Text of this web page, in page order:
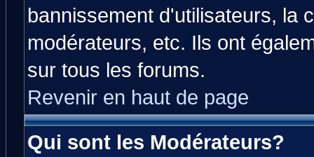
bannissement d'utilisateurs, la
modérateurs, etc. Ils ont
sur tous les forums.
Revenir en haut de page
Qui sont les Modérateurs?